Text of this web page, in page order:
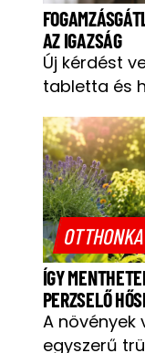
AZ IGAZSÁG
Új kérdést
tabletta és
OTTHONKA
ÍGY
PERZSELŐ
A növények
egyszerű